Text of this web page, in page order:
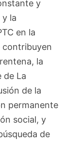
y
la
en la
contribuyen
la
de La
de la
permanente
social, y
de